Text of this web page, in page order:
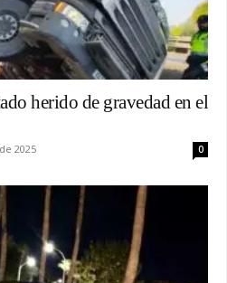
herido de gravedad en el
2025 0